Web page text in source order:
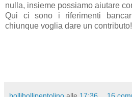
nulla, insieme possiamo aiutare
Qui ci sono i riferimenti
chiunque voglia dare un contributo!
bollibollipentolino alle 17:36 16